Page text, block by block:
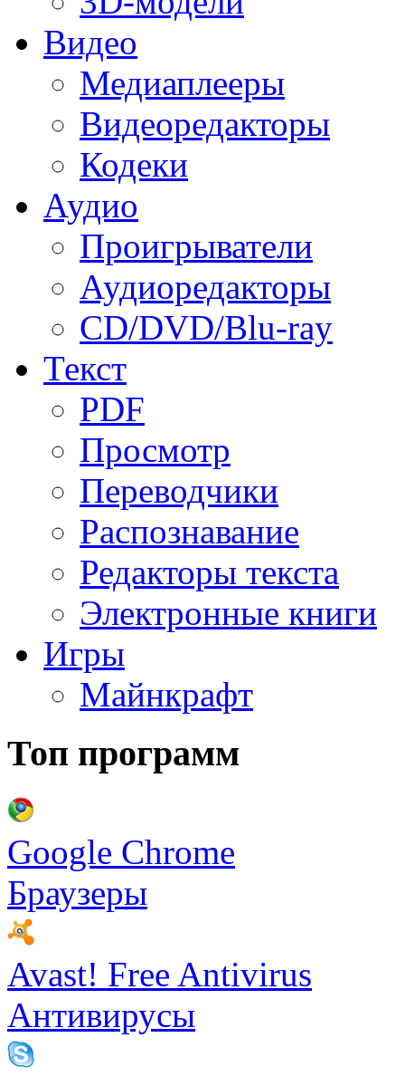
Видео
Медиаплееры
Видеоредакторы
Кодеки
Аудио
Проигрыватели
Аудиоредакторы
CD/DVD/Blu-ray
Текст
PDF
Просмотр
Переводчики
Распознавание
Редакторы текста
Электронные книги
Игры
Майнкрафт
Топ программ
Google Chrome
Браузеры
Avast! Free Antivirus
Антивирусы